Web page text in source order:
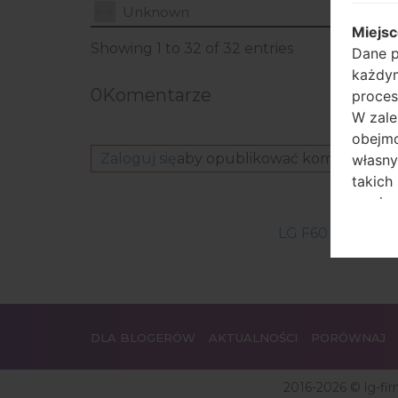
Unknown
Showing 1 to 32 of 32 entries
0Komentarze
Zaloguj sięaby opublikować komentarz.
LG F60 LTED390
DLA BLOGERÓW AKTUALNOŚCI PORÓWNAJ
2016-2026 © lg-
Dane
W
takich